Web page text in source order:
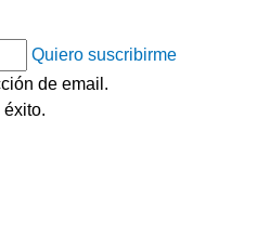
Quiero suscribirme
de email.